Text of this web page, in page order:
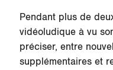
Pendant plus de
vidéoludique à vu
préciser, entre
supplémentaires et